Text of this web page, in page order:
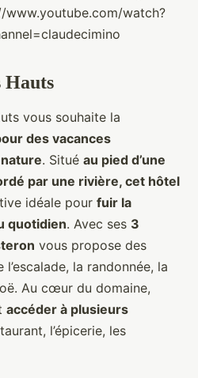
www.youtube.com/watch?
Hauts
vous souhaite la
des vacances
. Situé au pied d’une
par une rivière, cet hôtel
idéale pour fuir la
quotidien. Avec ses 3
vous propose des
l’escalade, la randonnée, la
Au cœur du domaine,
accéder à plusieurs
l’épicerie, les